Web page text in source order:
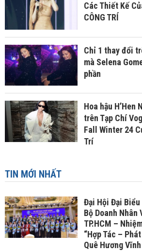
Các Thiết Kế
CÔNG TRÍ
Chỉ 1 thay đổi
mà Selena
phần
Hoa hậu H’H­­­­en
trên Tạp Chí
Fall Winter 24
Trí
TIN MỚI NHẤT
Đại Hội Đại Biểu
Bộ Doanh Nhân
TP.HCM –
“Hợp Tác –
Quê Hương